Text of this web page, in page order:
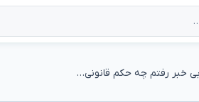
میخوام بدونم اگر بی خبر رفتم چه حکم قانونی دارد؟